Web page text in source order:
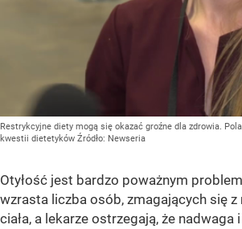
Restrykcyjne diety mogą się okazać groźne dla zdrowia.
kwestii dietetyków Źródło: Newseria
Otyłość jest bardzo poważnym
wzrasta liczba osób, zmagających się z
ciała, a lekarze ostrzegają, że nadwaga